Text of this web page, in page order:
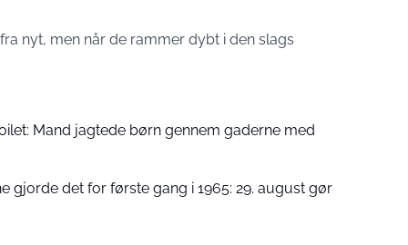
nyt, men når de rammer dybt i den slags
Mand jagtede børn gennem gaderne med
gjorde det for første gang i 1965: 29. august gør